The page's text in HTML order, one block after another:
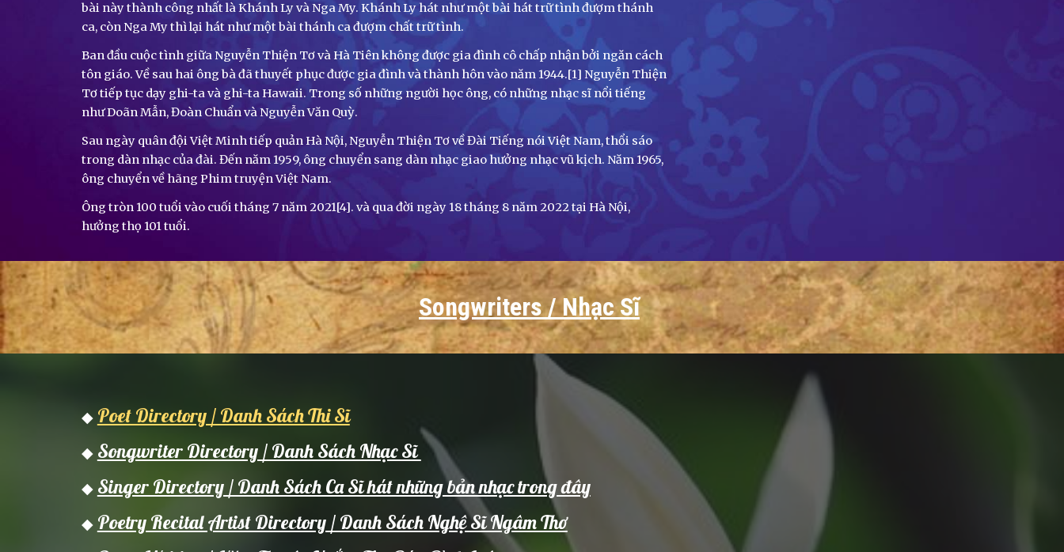
bài này thành công nhất là Khánh Ly và Nga My. Khánh Ly hát như một bài hát trữ tình đượm thánh
ca, còn Nga My thì lại hát như một bài thánh ca đượm chất trữ tình.
Ban đầu cuộc tình giữa Nguyễn Thiện Tơ và Hà Tiên không được gia đình cô chấp nhận bởi ngăn cách
tôn giáo. Về sau hai ông bà đã thuyết phục được gia đình và thành hôn vào năm 1944.[1] Nguyễn Thiện
Tơ tiếp tục dạy ghi-ta và ghi-ta Hawaii. Trong số những người học ông, có những nhạc sĩ nổi tiếng
như Doãn Mẫn, Đoàn Chuẩn và Nguyễn Văn Quỳ.
Sau ngày quân đội Việt Minh tiếp quản Hà Nội, Nguyễn Thiện Tơ về Đài Tiếng nói Việt Nam, thổi sáo
trong dàn nhạc của đài. Đến năm 1959, ông chuyển sang dàn nhạc giao hưởng nhạc vũ kịch. Năm 1965,
ông chuyển về hãng Phim truyện Việt Nam.
Ông tròn 100 tuổi vào cuối tháng 7 năm 2021[4]. và qua đời ngày 18 tháng 8 năm 2022 tại Hà Nội,
hưởng thọ 101 tuổi.
Songwriters / Nhạc Sĩ
◆ Poet Directory / Danh Sách Thi Sĩ
◆ Songwriter Directory / Danh Sách Nhạc Sĩ
◆ Singer Directory / Danh Sách Ca Sĩ hát những bản nhạc trong đây
◆ Poetry Recital Artist Directory / Danh Sách Nghệ Sĩ Ngâm Thơ